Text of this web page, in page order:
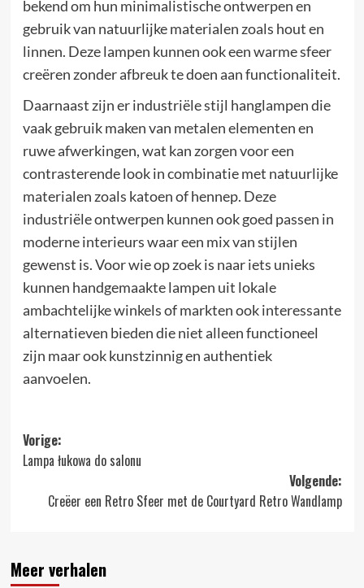
bekend om hun minimalistische ontwerpen en
gebruik van natuurlijke materialen zoals hout en
linnen. Deze lampen kunnen ook een warme sfeer
creëren zonder afbreuk te doen aan functionaliteit.
Daarnaast zijn er industriële stijl hanglampen die
vaak gebruik maken van metalen elementen en
ruwe afwerkingen, wat kan zorgen voor een
contrasterende look in combinatie met natuurlijke
materialen zoals katoen of hennep. Deze
industriële ontwerpen kunnen ook goed passen in
moderne interieurs waar een mix van stijlen
gewenst is. Voor wie op zoek is naar iets unieks
kunnen handgemaakte lampen uit lokale
ambachtelijke winkels of markten ook interessante
alternatieven bieden die niet alleen functioneel
zijn maar ook kunstzinnig en authentiek
aanvoelen.
Bericht
navigatie
Vorige:
Lampa łukowa do salonu
Volgende:
Creëer een Retro Sfeer met de Courtyard Retro Wandlamp
Meer verhalen